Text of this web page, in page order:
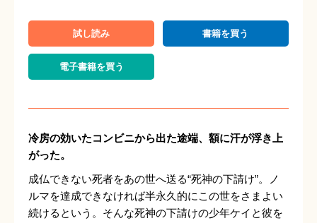
試し読み 書籍を買う
電子書籍を買う
冷房の効いたコンビニから出た途端、額に汗が浮き上
がった。
成仏できない死者をあの世へ送る“死神の下請け”。ノ
ルマを達成できなければ半永久的にこの世をさまよい
続けるという。そんな死神の下請けの少年ケイと彼を